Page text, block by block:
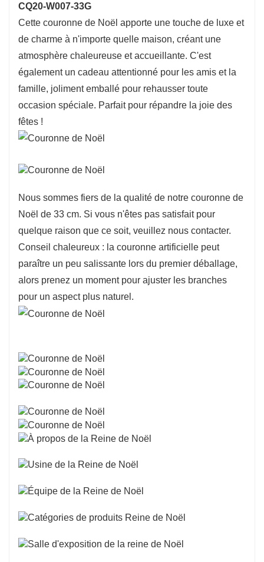
élément précieux de vos traditions des fêtes.
Conception compacte et installation facile
Entièrement assemblée et prête à être
accrochée, vous pouvez installer votre couronne
en quelques minutes seulement : aucun
assemblage compliqué n'est requis ! Profitez
d'une décoration sans tracas cette saison.
CQ20-W007-33G
Cette couronne de Noël apporte une touche de luxe et
de charme à n'importe quelle maison, créant une
atmosphère chaleureuse et accueillante. C'est
également un cadeau attentionné pour les amis et la
famille, joliment emballé pour rehausser toute
occasion spéciale. Parfait pour répandre la joie des
fêtes !
Nous sommes fiers de la qualité de notre couronne de
Noël de 33 cm. Si vous n'êtes pas satisfait pour
quelque raison que ce soit, veuillez nous contacter.
Conseil chaleureux : la couronne artificielle peut
paraître un peu salissante lors du premier déballage,
alors prenez un moment pour ajuster les branches
pour un aspect plus naturel.